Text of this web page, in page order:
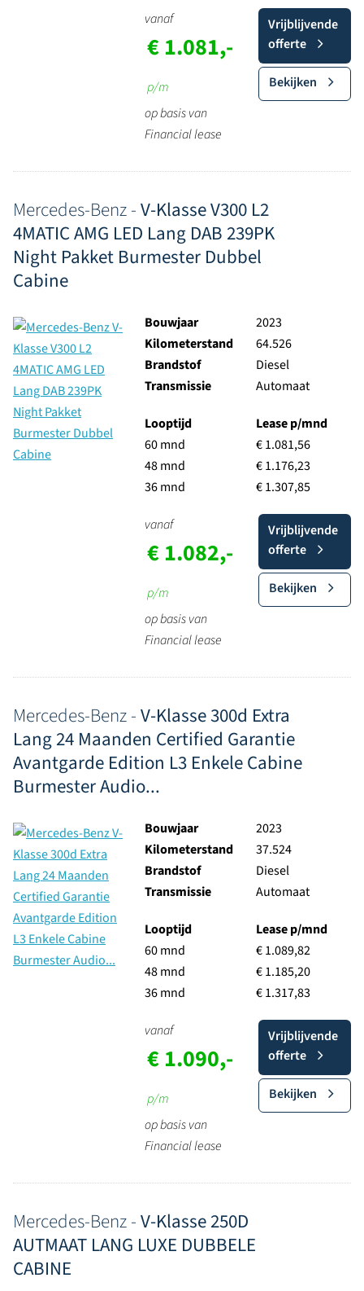
vanaf
€ 1.081,-
p/m
op basis van
Financial lease
Vrijblijvende
offerte
Bekijken
Mercedes-Benz -V-Klasse V300 L2
4MATIC AMG LED Lang DAB 239PK
Night Pakket Burmester Dubbel
Cabine
Bouwjaar
2023
Kilometerstand
64.526
Brandstof
Diesel
Transmissie
Automaat
Looptijd
60 mnd
48 mnd
36 mnd
Lease p/mnd
€ 1.081,56
€ 1.176,23
€ 1.307,85
vanaf
€ 1.082,-
p/m
op basis van
Financial lease
Vrijblijvende
offerte
Bekijken
Mercedes-Benz -V-Klasse 300d Extra
Lang 24 Maanden Certified Garantie
Avantgarde Edition L3 Enkele Cabine
Burmester Audio...
Bouwjaar
2023
Kilometerstand
37.524
Brandstof
Diesel
Transmissie
Automaat
Looptijd
60 mnd
48 mnd
36 mnd
Lease p/mnd
€ 1.089,82
€ 1.185,20
€ 1.317,83
vanaf
€ 1.090,-
p/m
op basis van
Financial lease
Vrijblijvende
offerte
Bekijken
Mercedes-Benz -V-Klasse 250D
AUTMAAT LANG LUXE DUBBELE
CABINE